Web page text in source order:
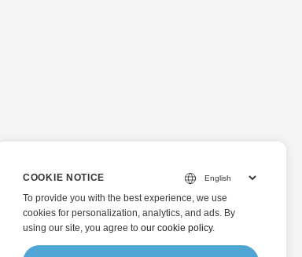
COOKIE NOTICE
To provide you with the best experience, we use
cookies for personalization, analytics, and ads. By
using our site, you agree to our cookie policy.